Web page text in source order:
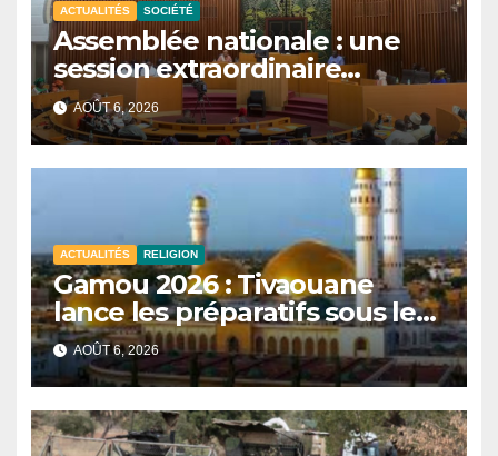
ACTUALITÉS SOCIÉTÉ
Assemblée nationale : une
session extraordinaire
convoquée le 10 août avec
plusieurs commissions
d’enquête à l’ordre du jour.
AOÛT 6, 2026
ACTUALITÉS RELIGION
Gamou 2026 : Tivaouane
lance les préparatifs sous le
signe de l’unité et du Tawhid.
AOÛT 6, 2026